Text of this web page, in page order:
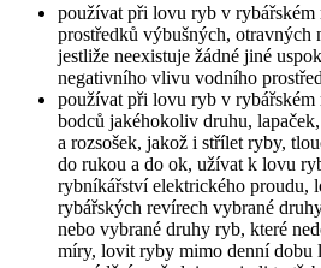
používat při lovu ryb v
prostředků výbušných, otravných
jestliže neexistuje žádné jiné
negativního vlivu vodního
používat při lovu ryb v
bodců jakéhokoliv druhu,
a rozsošek, jakož i střílet ryby,
do rukou a do ok, užívat k lovu
rybníkářství elektrického proudu,
rybářských revírech vybrané
nebo vybrané druhy ryb, které
míry, lovit ryby mimo denní dobu